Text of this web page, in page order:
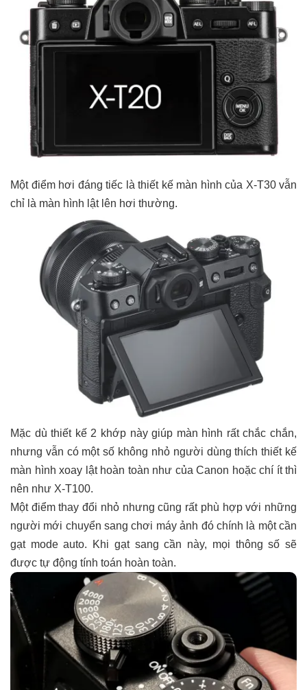
Một điểm hơi đáng tiếc là thiết kế màn hình của X-T30 vẫn
chỉ là màn hình lật lên hơi thường.
Mặc dù thiết kế 2 khớp này giúp màn hình rất chắc chắn,
nhưng vẫn có một số không nhỏ người dùng thích thiết kế
màn hình xoay lật hoàn toàn như của Canon hoặc chí ít thì
nên như X-T100.
Một điểm thay đổi nhỏ nhưng cũng rất phù hợp với những
người mới chuyển sang chơi máy ảnh đó chính là một cần
gạt mode auto. Khi gạt sang cần này, mọi thông số sẽ
được tự động tính toán hoàn toàn.